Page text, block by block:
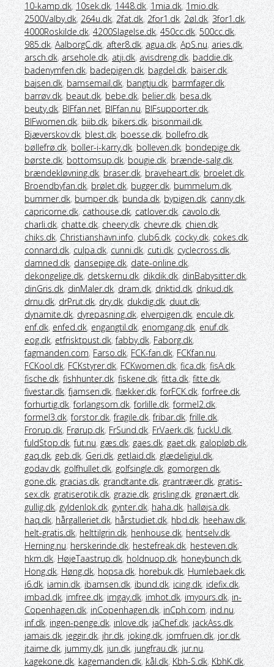
10-kamp.dk, 10sek.dk, 1448.dk, 1mia.dk, 1mio.dk,
2500Valby.dk, 264u.dk, 2fat.dk, 2for1.dk, 2øl.dk, 3for1.dk,
4000Roskilde.dk, 4200Slagelse.dk, 450cc.dk, 500cc.dk,
985.dk, AalborgC.dk, after8.dk, agua.dk, ApS.nu, aries.dk,
arsch.dk, arsehole.dk, atji.dk, avisdreng.dk, baddie.dk,
badenymfen.dk, badepigen.dk, bagdel.dk, baiser.dk,
bajsen.dk, bamsemail.dk, bangtju.dk, barmfager.dk,
barrøv.dk, beaut.dk, bebe.dk, belier.dk, besa.dk,
beuty.dk, BIFfan.net, BIFfan.nu, BIFsupporter.dk,
BIFwomen.dk, biib.dk, bikers.dk, bisonmail.dk,
Bjæverskov.dk, blest.dk, boesse.dk, bollefro.dk,
bøllefrø.dk, boller-i-karry.dk, bolleven.dk, bondepige.dk,
børste.dk, bottomsup.dk, bougie.dk, brænde-salg.dk,
brændekløvning.dk, braser.dk, braveheart.dk, broelet.dk,
Broendbyfan.dk, brølet.dk, bugger.dk, bummelum.dk,
bummer.dk, bumper.dk, bunda.dk, bypigen.dk, canny.dk,
capricorne.dk, cathouse.dk, catlover.dk, cavolo.dk,
charli.dk, chatte.dk, cheery.dk, chevre.dk, chien.dk,
chiks.dk, Christianshavn.info, club6.dk, cocky.dk, cokes.dk,
connard.dk, culpa.dk, cunni.dk, cuti.dk, cyclecross.dk,
damned.dk, dansepige.dk, date-online.dk,
dekongelige.dk, detskernu.dk, dikdik.dk, dinBabysitter.dk,
dinGris.dk, dinMaler.dk, dram.dk, driktid.dk, drikud.dk,
drnu.dk, drPrut.dk, dry.dk, dukdig.dk, duut.dk,
dynamite.dk, dyrepasning.dk, elverpigen.dk, encule.dk,
enf.dk, enfed.dk, engangtil.dk, enomgang.dk, enuf.dk,
eog.dk, etfrisktpust.dk,fabby.dk, Faborg.dk,
fagmanden.com, Farso.dk, FCK-fan.dk, FCKfan.nu,
FCKool.dk, FCKstyrer.dk, FCKwomen.dk, fica.dk, fisA.dk,
fische.dk, fishhunter.dk, fiskene.dk, fitta.dk, fitte.dk,
fivestar.dk,fjamsen.dk, flækker.dk,forFCK.dk,forfree.dk,
forhurtig.dk,forlangsom.dk,forlille.dk,formel2.dk,
formel3.dk,forstor.dk,fragile.dk,fribar.dk,frille.dk,
Frorup.dk, Frørup.dk, FrSund.dk, FrVaerk.dk,fuckU.dk,
fuldStop.dk,fut.nu, gæs.dk, gaes.dk, gaet.dk, galopløb.dk,
gaq.dk, geb.dk, Geri.dk, getlaid.dk, glædeligjul.dk,
godav.dk, golfhullet.dk, golfsingle.dk, gomorgen.dk,
gone.dk, gracias.dk, grandtante.dk, grantræer.dk, gratis-
sex.dk, gratiserotik.dk, grazie.dk, grisling.dk, grønært.dk,
gullig.dk, gyldenlok.dk, gynter.dk, haha.dk, halløjsa.dk,
haq.dk, hårgalleriet.dk, hårstudiet.dk, hbd.dk, heehaw.dk,
helt-gratis.dk, helttilgrin.dk, henhouse.dk, hentselv.dk,
Herning.nu, herskerinde.dk, hestefreak.dk, hesteven.dk,
hkm.dk, HøjeTaastrup.dk, holdnuop.dk, honeybunch.dk,
Hong.dk, Høng.dk, hopsa.dk, horebuk.dk, Humlebaek.dk,
i6.dk, iamin.dk, ibamsen.dk, ibund.dk, icing.dk, idefix.dk,
imbad.dk, imfree.dk, imgay.dk, imhot.dk, imyours.dk, in-
Copenhagen.dk, inCopenhagen.dk, inCph.com, ind.nu,
inf.dk, ingen-penge.dk, inlove.dk, jaChef.dk, jackAss.dk,
jamais.dk, jeggir.dk, jhr.dk, joking.dk, jomfruen.dk, jor.dk,
jtaime.dk, jummy.dk, jun.dk, jungfrau.dk, jur.nu,
kagekone.dk, kagemanden.dk, kål.dk, Kbh-S.dk, KbhK.dk,